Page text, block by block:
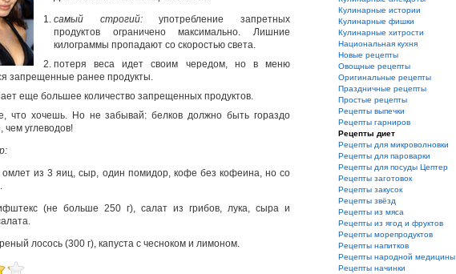
самый строгий:употребление запретных
продуктов ограничено максимально. Лишние
килограммы пропадают со скоростью света.
потеря веса идет своим чередом, но в меню
запрещенные ранее продукты.
еще большее количество запрещенных продуктов.
что хочешь. Но не забывай: белков должно быть гораздо
чем углеводов!
омлет из 3 яиц, сыр, один помидор, кофе без кофеина, но со
(не больше 250 г), салат из грибов, лука, сыра и
лосось (300 г), капуста с чесноком и лимоном.
Кулинарные истории
Кулинарные фишки
Кулинарные хитрости
Национальная кухня
Новые рецепты
Овощные рецепты
Оригинальные рецепты
Праздничные рецепты
Простые рецепты
Рецепты выпечки
Рецепты гарниров
Рецепты диет
Рецепты для микроволновки
Рецепты для пароварки
Рецепты для посуды Цептер
Рецепты заготовок
Рецепты закусок
Рецепты звёзд
Рецепты из мяса
Рецепты из ягод и фруктов
Рецепты морепродуктов
Рецепты напитков
Рецепты народной медицины
Рецепты начинки